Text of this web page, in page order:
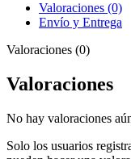
Valoraciones (0)
Envío y Entrega
Valoraciones (0)
Valoraciones
No hay valoraciones
Solo los usuarios